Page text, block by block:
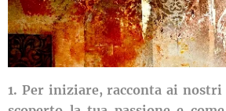
1. Per iniziare, racconta ai